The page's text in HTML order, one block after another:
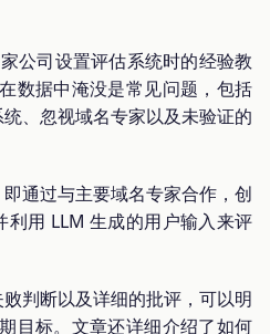
公司设置评估系统时的经验教
数据中淹没是常见问题，包括
、忽视域名专家以及未验证的
通过与主要域名专家合作，创
用 LLM 生成的用户输入来评
判断以及详细的批评，可以明
目标。文章还详细介绍了如何